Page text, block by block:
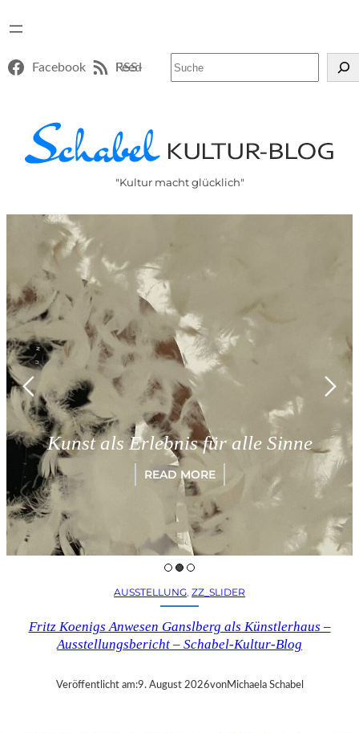
Facebook RSS-Feed
"Kultur macht glücklich"
als Erlebnis für alle Sinne
READ MORE
AUSSTELLUNG, ZZ_SLIDER
Fritz Koenigs Anwesen Ganslberg als Künstlerhaus –
Ausstellungsbericht – Schabel-Kultur-Blog
Veröffentlicht am:9. August 2026vonMichaela Schabel